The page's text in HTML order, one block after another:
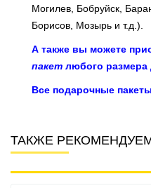
Могилев, Бобруйск,
Борисов, Мозырь и т.д.).
А также вы можете
пакет любого размера
Все подарочные
ТАКЖЕ